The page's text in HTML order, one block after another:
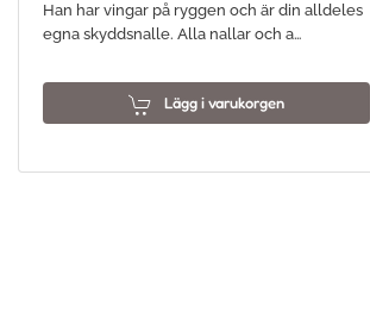
Han har vingar på ryggen och är din alldeles
egna skyddsnalle. Alla nallar och a…
Lägg i varukorgen